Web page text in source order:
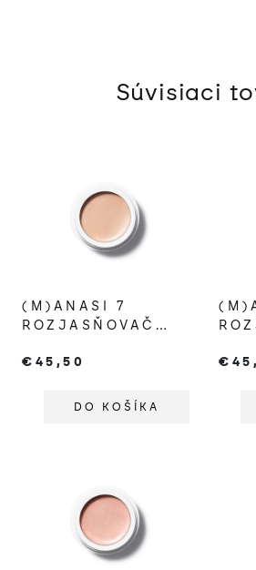
Súvisiaci
(M)ANASI 7
ROZJASŇOVAČ
ELYSIAN
€45,50
DO KOŠÍKA